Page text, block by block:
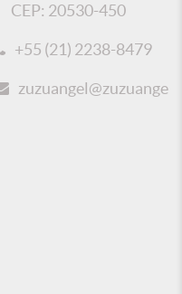
CEP: 20530-450
+55 (21) 2238-8479